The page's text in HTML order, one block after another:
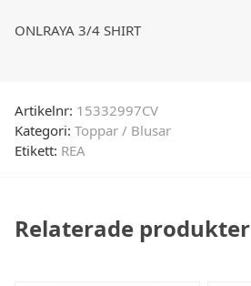
ONLRAYA 3/4 SHIRT
Artikelnr: 15332997CV
Kategori: Toppar / Blusar
Etikett: REA
Relaterade produkter